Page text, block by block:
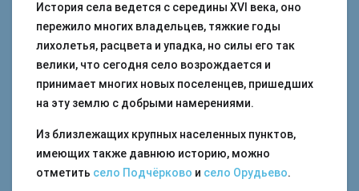
История села ведется с середины XVI века, оно
пережило многих владельцев, тяжкие годы
лихолетья, расцвета и упадка, но силы его так
велики, что сегодня село возрождается и
принимает многих новых поселенцев, пришедших
на эту землю с добрыми намерениями.
Из близлежащих крупных населенных пунктов,
имеющих также давнюю историю, можно
отметить село Подчёрково и село Орудьево.